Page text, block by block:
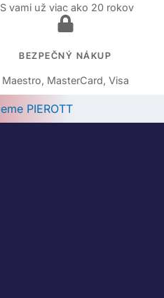
S vami už viac ako 20 rokov
BEZPEČNÝ NÁKUP
Maestro, MasterCard, Visa